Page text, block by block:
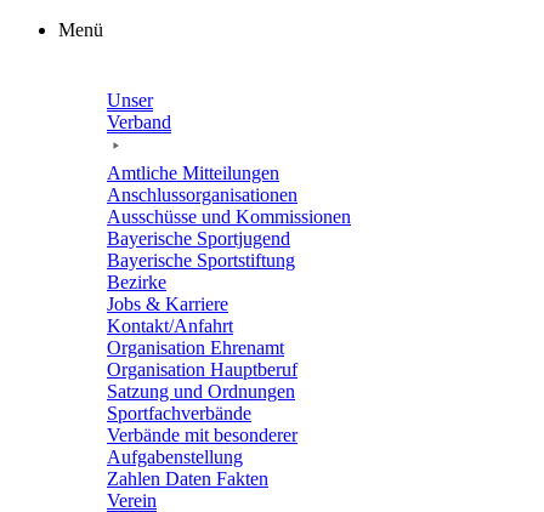
Zum
Menü
Unser
Verband
Amtli­che Mitteilungen
Anschluss­or­ga­ni­sa­tio­nen
Ausschüsse und Kommissionen
Baye­ri­sche Sportjugend
Baye­ri­sche Sportstiftung
Bezirke
Jobs & Karriere
Kontakt/​​Anfahrt
Orga­ni­sa­tion Ehrenamt
Orga­ni­sa­tion Hauptberuf
Satzung und Ordnungen
Sport­fach­ver­bände
Verbände mit beson­de­rer
Aufgabenstellung
Zahlen Daten Fakten
Verein